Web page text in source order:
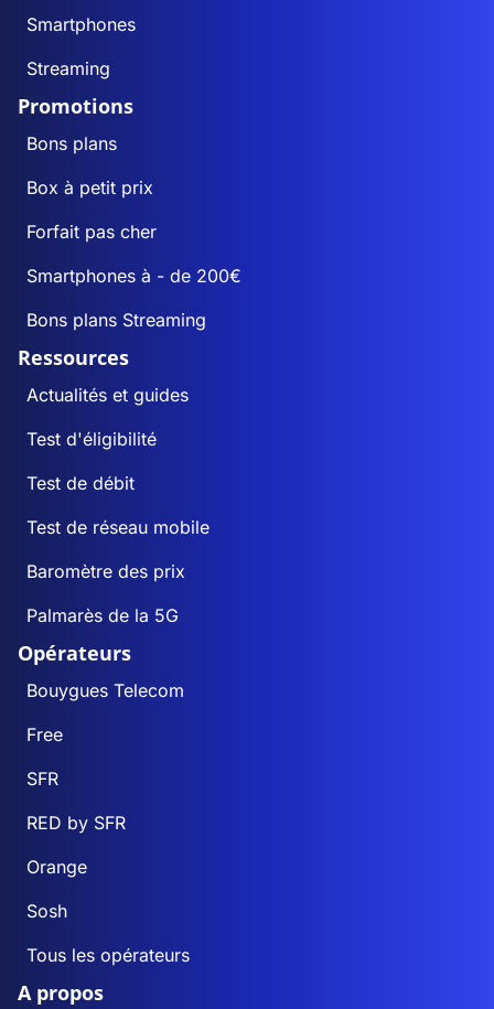
Smartphones
Streaming
Promotions
Bons plans
Box à petit prix
Forfait pas cher
Smartphones à - de 200€
Bons plans Streaming
Ressources
Actualités et guides
Test d'éligibilité
Test de débit
Test de réseau mobile
Baromètre des prix
Palmarès de la 5G
Opérateurs
Bouygues Telecom
Free
SFR
RED by SFR
Orange
Sosh
Tous les opérateurs
A propos